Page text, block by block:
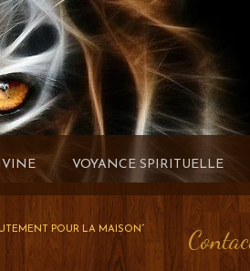
VOYANCE SPIRITUELLE
POUR LA MAISON”